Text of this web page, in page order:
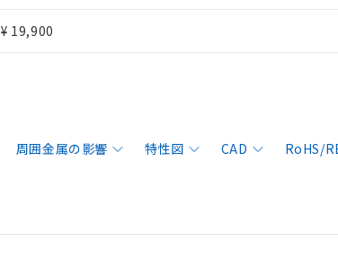
¥ 19,900
周囲金属の影響 特性図 CAD
RoHS/